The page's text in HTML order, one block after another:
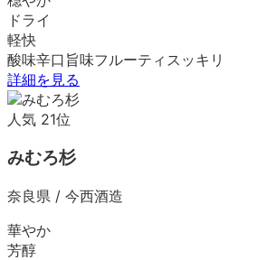
ドライ
軽快
酸味辛口 旨味フルーティ スッキリ
詳細を見る
人気 21位
みむろ杉
奈良県 / 今西酒造
華やか
芳醇